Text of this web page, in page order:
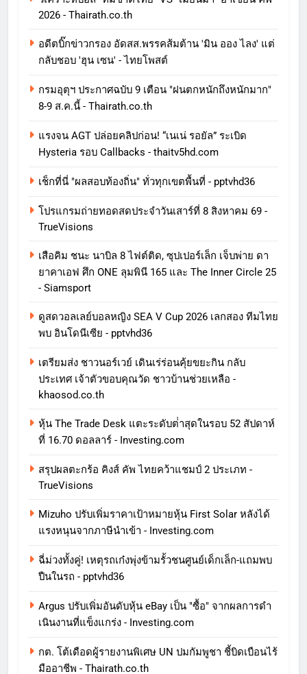
2026 - Thairath.co.th
อดีตบิ๊กข่าวกรอง อัดสส.พรรคส้มต้าน 'มิน ออง ไลง' แต่
กลับชอบ 'ฮุน เซน' - ไทยโพสต์
กรมอุตุฯ ประกาศฉบับ 9 เตือน "ฝนตกหนักถึงหนักมาก"
8-9 ส.ค.นี้ - Thairath.co.th
แรงจน AGT ปล่อยคลิปก่อน! “เนเน่ รอยัล” ระเบิด
Hysteria รอบ Callbacks - thaitv5hd.com
เช็กที่นี่ "ผลสอบท้องถิ่น" ทั่วทุกเขตพื้นที่ - pptvhd36
โปรแกรมถ่ายทอดสดประจำวันเสาร์ที่ 8 สิงหาคม 69 -
TrueVisions
เสือคิม ชนะ นาบิล 8 ไฟต์ติด, ซุปเปอร์เล็ก เจ็บพ่าย ดา
ยาคาเอฟ ศึก ONE ลุมพินี 165 และ The Inner Circle 25
- Siamsport
ดูสดวอลเลย์บอลหญิง SEA V Cup 2026 เลกสอง ทีมไทย
พบ อินโดนีเซีย - pptvhd36
เตรียมส่ง ชาวนอร์เวย์ เดินเร่ร่อนคุ้ยขยะกิน กลับ
ประเทศ เจ้าตัวขอบคุณวัด ชาวบ้านช่วยเหลือ -
khaosod.co.th
หุ้น The Trade Desk แตะระดับต่ําสุดในรอบ 52 สัปดาห์
ที่ 16.70 ดอลลาร์ - Investing.com
สรุปผลตะกร้อ คิงส์ คัพ ไทยคว้าแชมป์ 2 ประเภท -
TrueVisions
Mizuho ปรับเพิ่มราคาเป้าหมายหุ้น First Solar หลังได้
แรงหนุนจากภาษีนําเข้า - Investing.com
ฉี่ม่วงทั้งคู่! เหตุรถเก๋งพุ่งข้ามรั้วชนศูนย์เด็กเล็ก-แถมพบ
ปืนในรถ - pptvhd36
Argus ปรับเพิ่มอันดับหุ้น eBay เป็น "ซื้อ" จากผลการดํา
เนินงานที่แข็งแกร่ง - Investing.com
กต. โต้เดือดผู้รายงานพิเศษ UN ปมกัมพูชา ชี้บิดเบือนไร้
มืออาชีพ - Thairath.co.th